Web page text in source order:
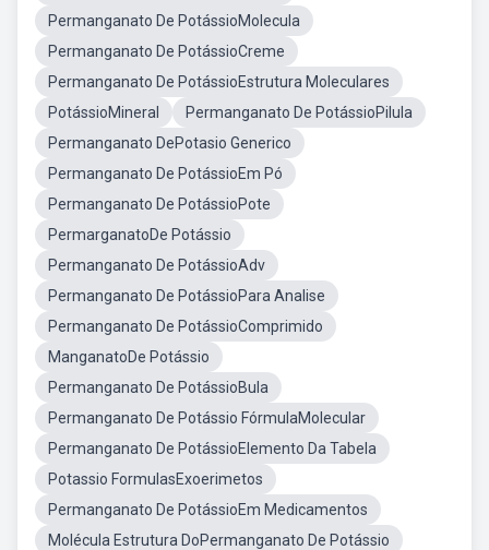
Permanganato De PotássioMolecula
Permanganato De PotássioCreme
Permanganato De PotássioEstrutura Moleculares
PotássioMineral
Permanganato De PotássioPilula
Permanganato DePotasio Generico
Permanganato De PotássioEm Pó
Permanganato De PotássioPote
PermarganatoDe Potássio
Permanganato De PotássioAdv
Permanganato De PotássioPara Analise
Permanganato De PotássioComprimido
ManganatoDe Potássio
Permanganato De PotássioBula
Permanganato De Potássio FórmulaMolecular
Permanganato De PotássioElemento Da Tabela
Potassio FormulasExoerimetos
Permanganato De PotássioEm Medicamentos
Molécula Estrutura DoPermanganato De Potássio